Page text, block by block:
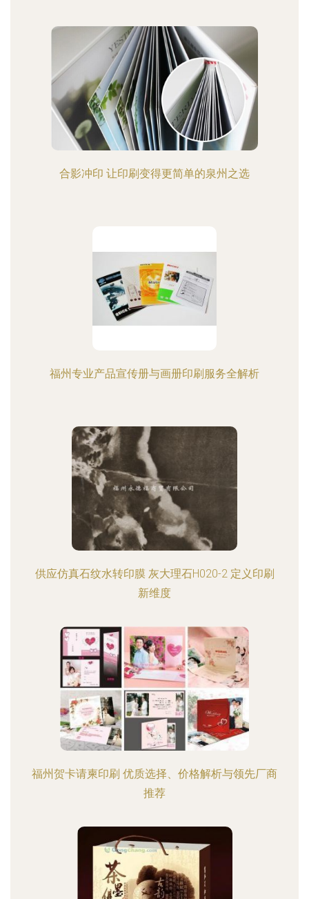
合影冲印 让印刷变得更简单的泉州之选
福州专业产品宣传册与画册印刷服务全解析
供应仿真石纹水转印膜 灰大理石H020-2 定义印刷
新维度
福州贺卡请柬印刷 优质选择、价格解析与领先厂商
推荐